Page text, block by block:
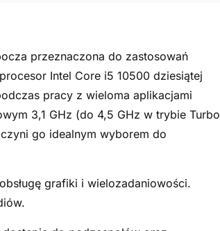
przeznaczona do zastosowań
Intel Core i5 10500 dziesiątej
pracy z wieloma aplikacjami
3,1 GHz (do 4,5 GHz w trybie Turbo
go idealnym wyborem do
grafiki i wielozadaniowości.